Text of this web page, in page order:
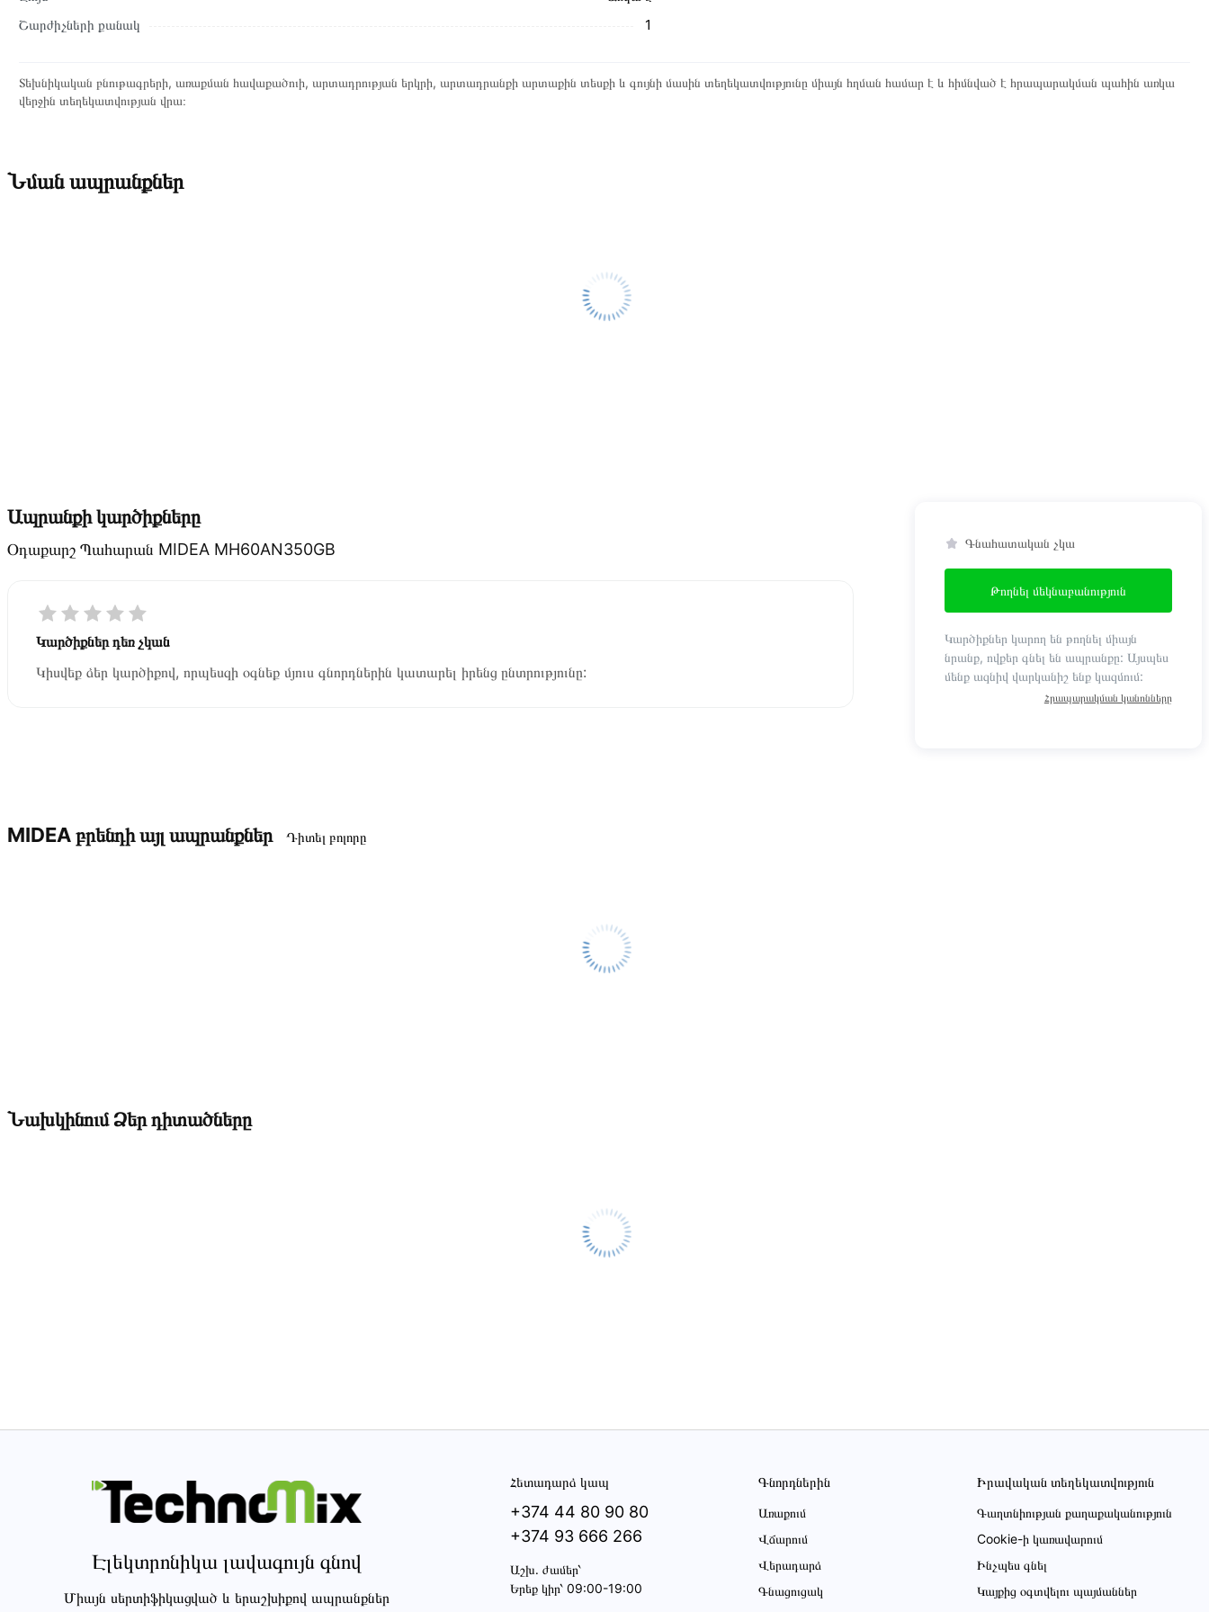
Շարժիչների քանակ
1
Տեխնիկական բնութագրերի, առաքման հավաքածուի, արտադրության երկրի, արտադրանքի արտաքին տեսքի և գույնի մասին տեղեկատվությունը միայն հղման համար է և հիմնված է հրապարակման պահին առկա
վերջին տեղեկատվության վրա։
Նման ապրանքներ
Ապրանքի կարծիքները
Օդաքարշ Պահարան MIDEA MH60AN350GB
Կարծիքներ դեռ չկան
Կիսվեք ձեր կարծիքով, որպեսզի օգնեք մյուս գնորդներին կատարել իրենց ընտրությունը:
Գնահատական չկա
Թողնել մեկնաբանություն
Կարծիքներ կարող են թողնել միայն
նրանք, ովքեր գնել են ապրանքը: Այսպես
մենք ազնիվ վարկանիշ ենք կազմում:
Հրապարակման կանոնները
MIDEA բրենդի այլ ապրանքներ Դիտել բոլորը
Նախկինում Ձեր դիտածները
Էլեկտրոնիկա լավագույն գնով
Միայն սերտիֆիկացված և երաշխիքով ապրանքներ
Հետադարձ կապ
+374 44 80 90 80
+374 93 666 266
Աշխ․ ժամեր՝
Երեք կիր՝ 09:00-19:00
Գնորդներին
Առաքում
Վճարում
Վերադարձ
Գնացուցակ
Իրավական տեղեկատվություն
Գաղտնիության քաղաքականություն
Cookie-ի կառավարում
Ինչպես գնել
Կայքից օգտվելու պայմաններ